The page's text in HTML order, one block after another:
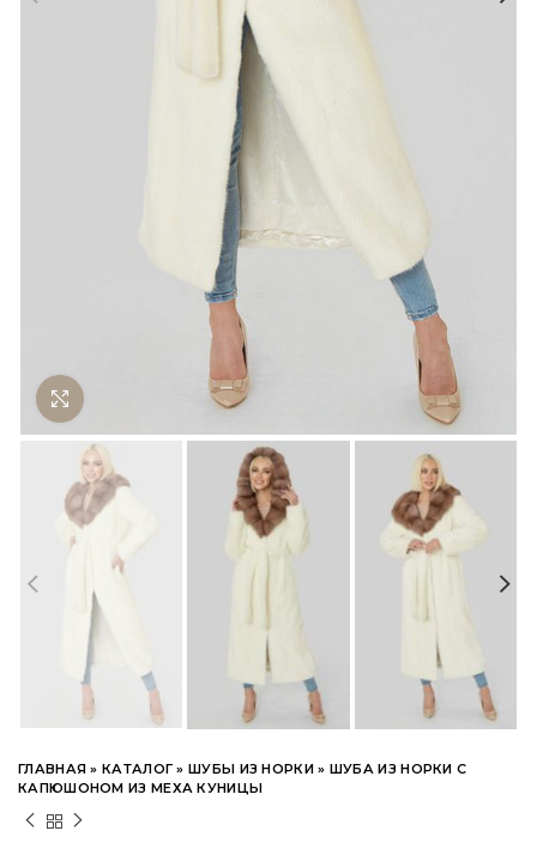
Нажмите чтобы увеличить
ГЛАВНАЯ »КАТАЛОГ »ШУБЫ ИЗ НОРКИ» ШУБА ИЗ НОРКИ С
КАПЮШОНОМ ИЗ МЕХА КУНИЦЫ